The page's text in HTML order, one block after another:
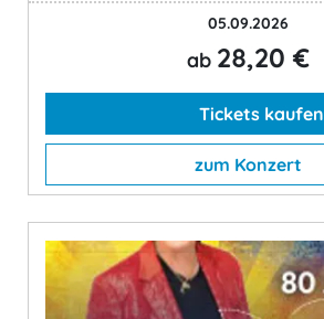
05.09.2026
ab 28,20 €
Tickets kaufen
zum Konzert